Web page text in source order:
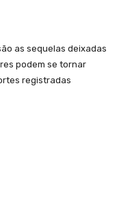
as sequelas deixadas
podem se tornar
registradas